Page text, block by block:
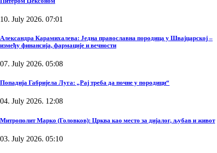
10. July 2026. 07:01
Александра Карамихалева: Једна православна породица у Швајцарској –
између финансија, фармације и вечности
07. July 2026. 05:08
Попадија Габријела Луга: „Рај треба да почне у породици“
04. July 2026. 12:08
Митрополит Марко (Головков): Црква као место за дијалог, љубав и живот
03. July 2026. 05:10